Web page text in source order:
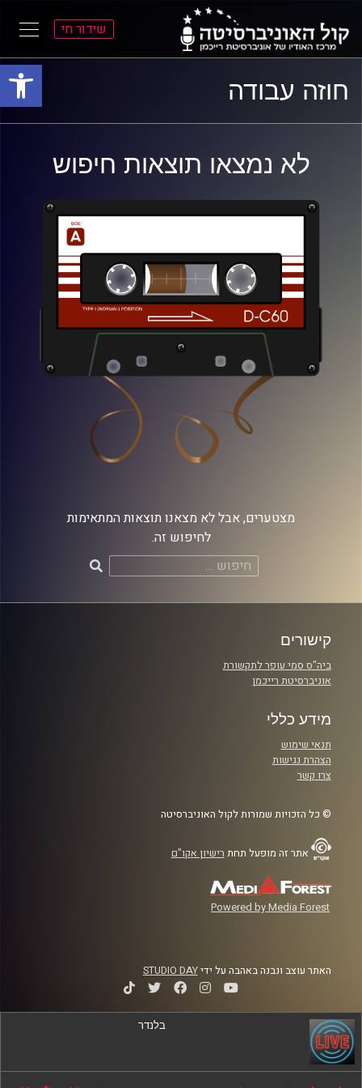
פתח
התפריט
הראשי
התוכן
הראשי
שידור חי
חוזה עבודה
לא נמצאו תוצאות חיפוש
מצטערים, אבל לא מצאנו תוצאות המתאימות
לחיפוש זה.
חיפוש:
קישורים
ביה"ס סמי עופר לתקשורת
אוניברסיטת רייכמן
מידע כללי
תנאי שימוש
הצהרת נגישות
צרו קשר
© כל הזכויות שמורות לקול האוניברסיטה
אתר זה מופעל תחת רישיון אקו"ם
Powered by Media Forest
האתר עוצב ונבנה באהבה על ידיSTUDIO DAY
בלנדר